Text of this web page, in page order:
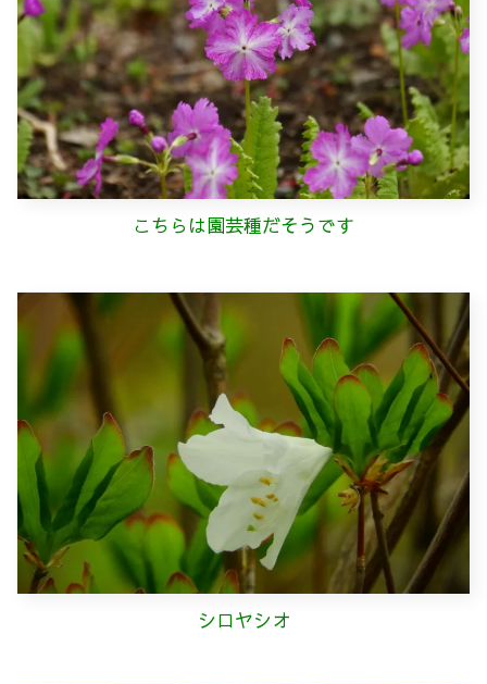
こちらは園芸種だそうです
シロヤシオ